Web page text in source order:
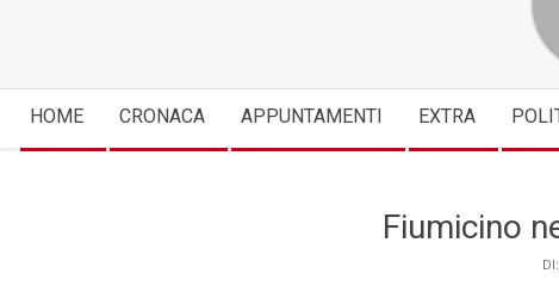
Navigation
Menu
HOME CRONACA APPUNTAMENTI EXTRA
Fiumicino
DI: